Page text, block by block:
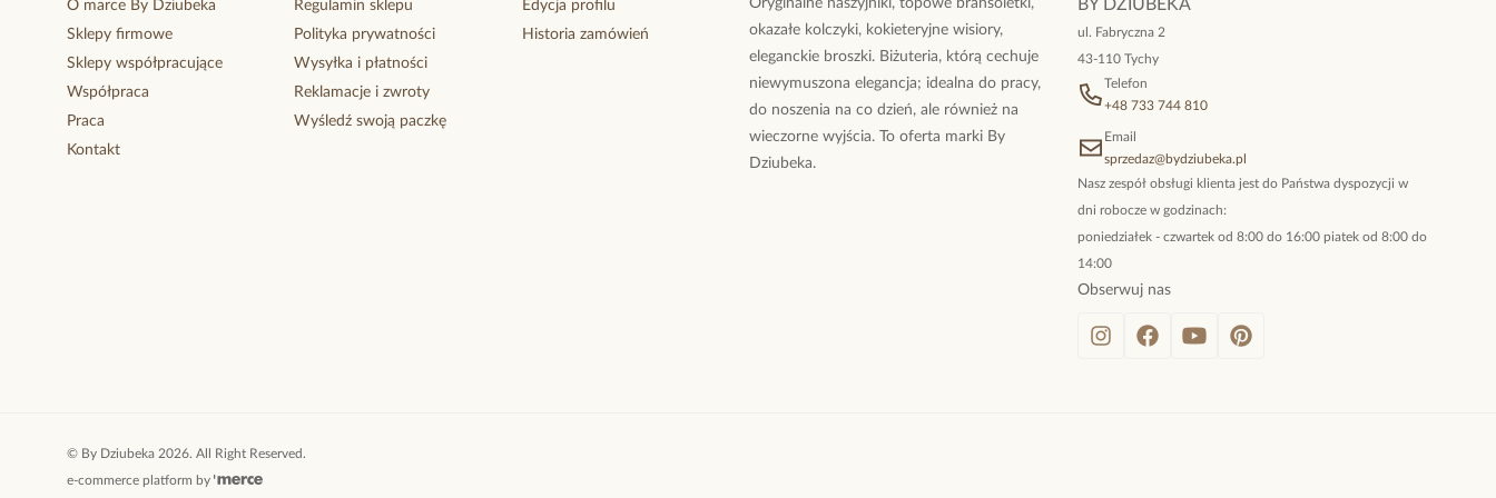
O marce By Dziubeka
Sklepy firmowe
Sklepy współpracujące
Współpraca
Praca
Kontakt
Regulamin sklepu
Polityka prywatności
Wysyłka i płatności
Reklamacje i zwroty
Wyśledź swoją paczkę
Edycja profilu
Historia zamówień
Oryginalne naszyjniki, topowe bransoletki,
okazałe kolczyki, kokieteryjne wisiory,
eleganckie broszki. Biżuteria, którą cechuje
niewymuszona elegancja; idealna do pracy,
do noszenia na co dzień, ale również na
wieczorne wyjścia. To oferta marki By
Dziubeka.
BY DZIUBEKA
ul. Fabryczna 2
43-110 Tychy
Telefon
+48 733 744 810
Email
sprzedaz@bydziubeka.pl
Nasz zespół obsługi klienta jest do Państwa dyspozycji w
dni robocze w godzinach:
poniedziałek - czwartek od 8:00 do 16:00 piatek od 8:00 do
14:00
Obserwuj nas
© By Dziubeka 2026. All Right Reserved.
e-commerce platform by